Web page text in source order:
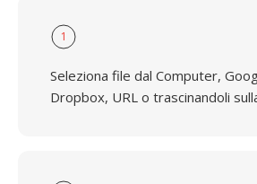
1
Seleziona file dal Computer,
Dropbox, URL o trascinandoli